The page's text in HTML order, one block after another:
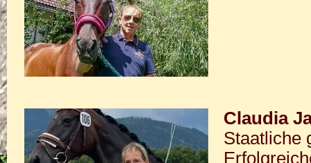
Claudia
Staatliche